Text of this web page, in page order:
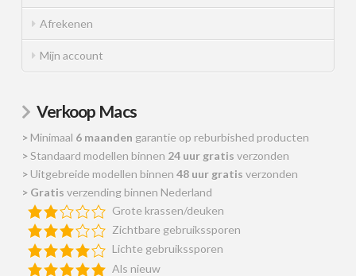
Afrekenen
Mijn account
Verkoop Macs
>Minimaal 6 maanden garantie op reburbished producten
>Standaard modellen binnen 24 uur gratis verzonden
>Uitgebreide modellen binnen 48 uur gratis verzonden
>Gratis verzending binnen Nederland
Grote krassen/deuken
Zichtbare gebruikssporen
Lichte gebruikssporen
Als nieuw